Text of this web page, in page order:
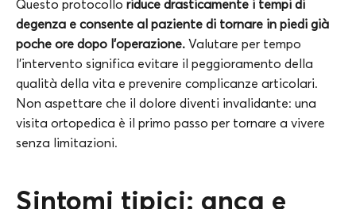
Questo protocollo riduce drasticamente i tempi di
degenza e consente al paziente di tornare in piedi già
poche ore dopo l’operazione. Valutare per tempo
l’intervento significa evitare il peggioramento della
qualità della vita e prevenire complicanze articolari.
Non aspettare che il dolore diventi invalidante: una
visita ortopedica è il primo passo per tornare a vivere
senza limitazioni.
Sintomi tipici: anca e